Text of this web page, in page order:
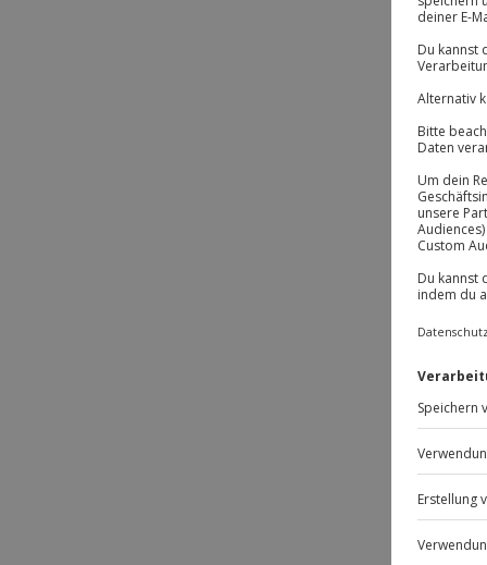
-
-15%